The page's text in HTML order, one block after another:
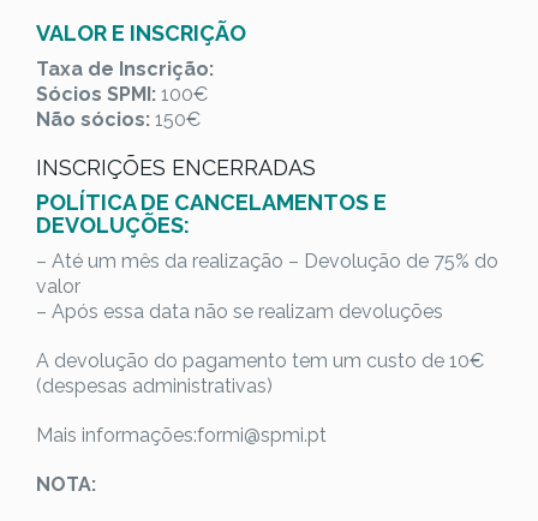
VALOR E INSCRIÇÃO
Taxa de Inscrição:
Sócios SPMI: 100€
Não sócios: 150€
INSCRIÇÕES ENCERRADAS
POLÍTICA DE CANCELAMENTOS E
DEVOLUÇÕES:
– Até um mês da realização – Devolução de 75% do
valor
– Após essa data não se realizam devoluções
A devolução do pagamento tem um custo de 10€
(despesas administrativas)
Mais informações:formi@spmi.pt
NOTA: